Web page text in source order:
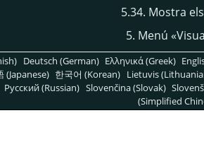
5.34. Mostra
5. Menú «
Deutsch (German) Ελληνικά (Greek)
(Japanese) 한국어 (Korean) Lietuvis
Pусский (Russian) Slovenčina (Slovak)
(Simplified